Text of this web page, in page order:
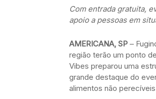
Com entrada gratuita,
apoio a pessoas em
AMERICANA, SP –
região terão um ponto
Vibes preparou uma
grande destaque do
alimentos não